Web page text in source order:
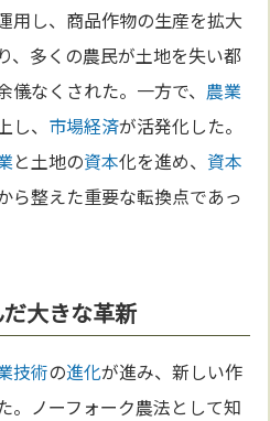
用し、商品作物の生産を拡大
、多くの農民が土地を失い都
なくされた。一方で、 農業
、 市場経済が活発化した。
と土地の資本化を進め、 資本
ら整えた重要な転換点であっ
大きな革新
技術の進化が進み、新しい作
。ノーフォーク農法として知